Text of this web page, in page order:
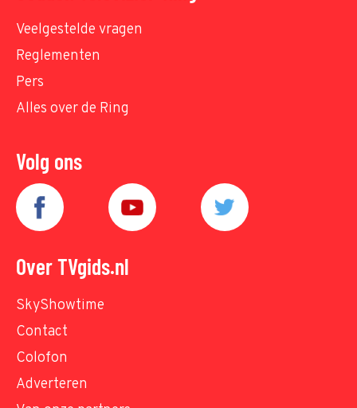
Veelgestelde vragen
Reglementen
Pers
Alles over de Ring
Volg ons
Over TVgids.nl
SkyShowtime
Contact
Colofon
Adverteren